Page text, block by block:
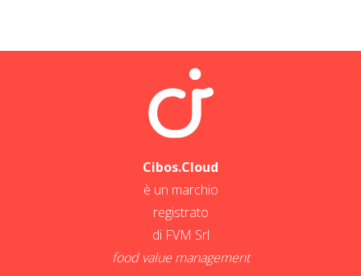
Cibos.Cloud
è un marchio
registrato
di FVM Srl
food value management